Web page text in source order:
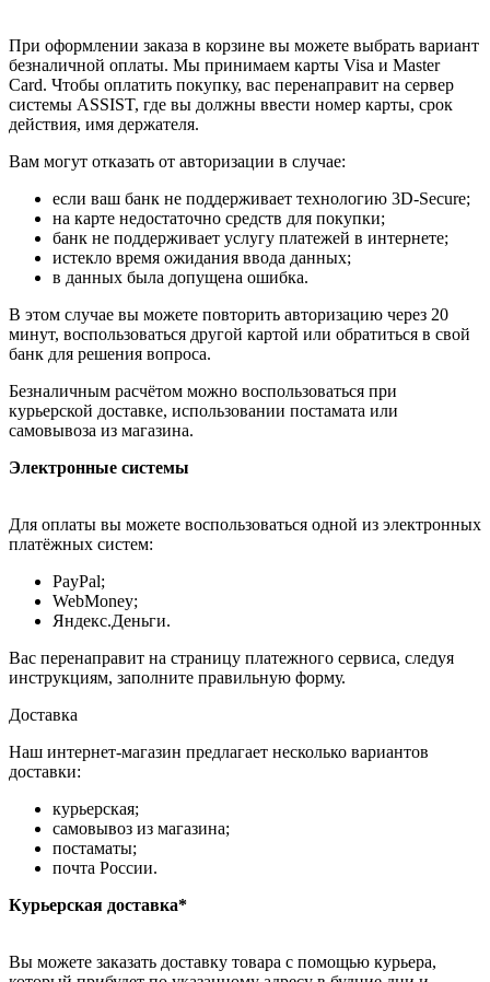
При оформлении заказа в корзине вы можете выбрать вариант
безналичной оплаты. Мы принимаем карты Visa и Master
Card. Чтобы оплатить покупку, вас перенаправит на сервер
системы ASSIST, где вы должны ввести номер карты, срок
действия, имя держателя.
Вам могут отказать от авторизации в случае:
если ваш банк не поддерживает технологию 3D-Secure;
на карте недостаточно средств для покупки;
банк не поддерживает услугу платежей в интернете;
истекло время ожидания ввода данных;
в данных была допущена ошибка.
В этом случае вы можете повторить авторизацию через 20
минут, воспользоваться другой картой или обратиться в свой
банк для решения вопроса.
Безналичным расчётом можно воспользоваться при
курьерской доставке, использовании постамата или
самовывоза из магазина.
Электронные системы
Для оплаты вы можете воспользоваться одной из электронных
платёжных систем:
PayPal;
WebMoney;
Яндекс.Деньги.
Вас перенаправит на страницу платежного сервиса, следуя
инструкциям, заполните правильную форму.
Доставка
Наш интернет-магазин предлагает несколько вариантов
доставки:
курьерская;
самовывоз из магазина;
постаматы;
почта России.
Курьерская доставка*
Вы можете заказать доставку товара с помощью курьера,